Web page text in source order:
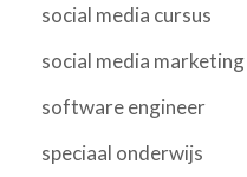
social media cursus
social media marketing
software engineer
speciaal onderwijs